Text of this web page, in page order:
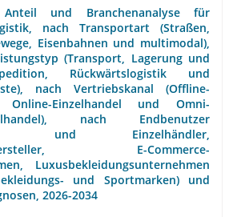
Anteil und Branchenanalyse für
nach Transportart (Straßen,
Eisenbahnen und multimodal),
(Transport, Lagerung und
Rückwärtslogistik und
nach Vertriebskanal (Offline-
Online-Einzelhandel und Omni-
nach Endbenutzer
und Einzelhändler,
E-Commerce-
Luxusbekleidungsunternehmen
und Sportmarken) und
2026-2034